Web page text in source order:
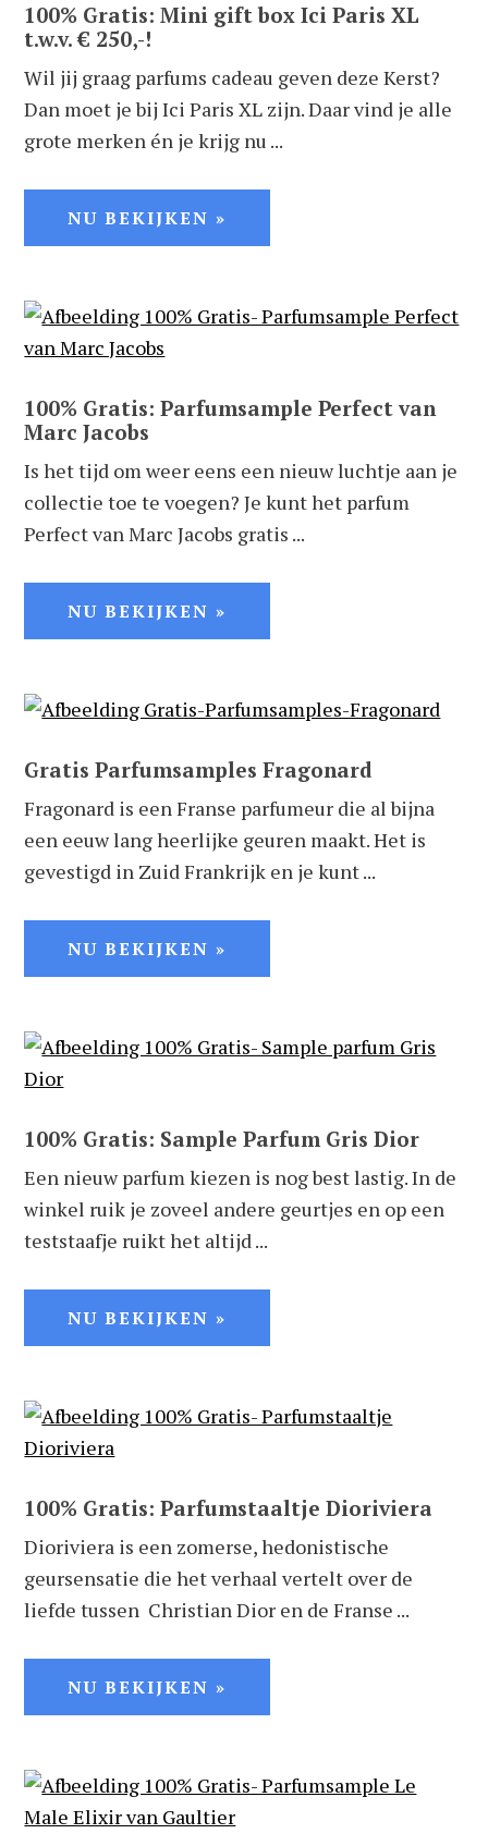
100% Gratis: Mini gift box Ici Paris XL
t.w.v. € 250,-!
Wil jij graag parfums cadeau geven deze Kerst?
Dan moet je bij Ici Paris XL zijn. Daar vind je alle
grote merken én je krijg nu ...
NU BEKIJKEN »
100% Gratis: Parfumsample Perfect van
Marc Jacobs
Is het tijd om weer eens een nieuw luchtje aan je
collectie toe te voegen? Je kunt het parfum
Perfect van Marc Jacobs gratis ...
NU BEKIJKEN »
Gratis Parfumsamples Fragonard
Fragonard is een Franse parfumeur die al bijna
een eeuw lang heerlijke geuren maakt. Het is
gevestigd in Zuid Frankrijk en je kunt ...
NU BEKIJKEN »
100% Gratis: Sample Parfum Gris Dior
Een nieuw parfum kiezen is nog best lastig. In de
winkel ruik je zoveel andere geurtjes en op een
teststaafje ruikt het altijd ...
NU BEKIJKEN »
100% Gratis: Parfumstaaltje Dioriviera
Dioriviera is een zomerse, hedonistische
geursensatie die het verhaal vertelt over de
liefde tussen Christian Dior en de Franse ...
NU BEKIJKEN »